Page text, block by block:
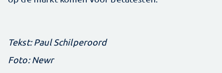
Tekst: Paul Schilperoord
Foto: Newr